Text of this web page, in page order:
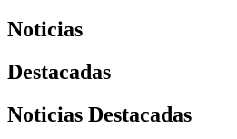
Noticias
Destacadas
Noticias Destacadas